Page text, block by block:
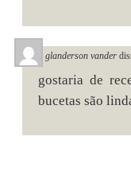
glanderson vander
gostaria de
bucetas são